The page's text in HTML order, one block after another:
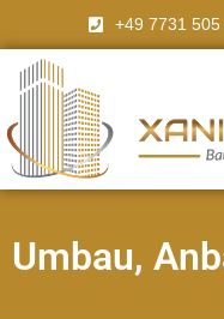
+49 7731 505
Umbau,